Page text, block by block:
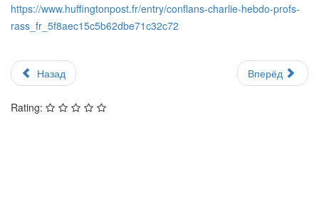
https://www.huffingtonpost.fr/entry/conflans-charlie-hebdo-profs-
rass_fr_5f8aec15c5b62dbe71c32c72
Назад Вперёд
Rating: